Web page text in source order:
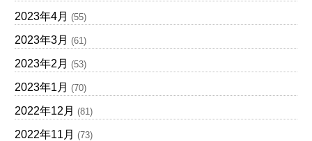
2023年4月 (55)
2023年3月 (61)
2023年2月 (53)
2023年1月 (70)
2022年12月 (81)
2022年11月 (73)